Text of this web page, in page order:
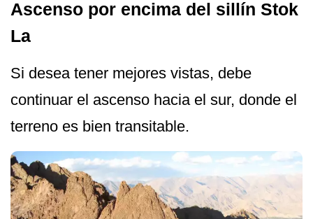
Ascenso por encima del sillín Stok
La
Si desea tener mejores vistas, debe
continuar el ascenso hacia el sur, donde el
terreno es bien transitable.